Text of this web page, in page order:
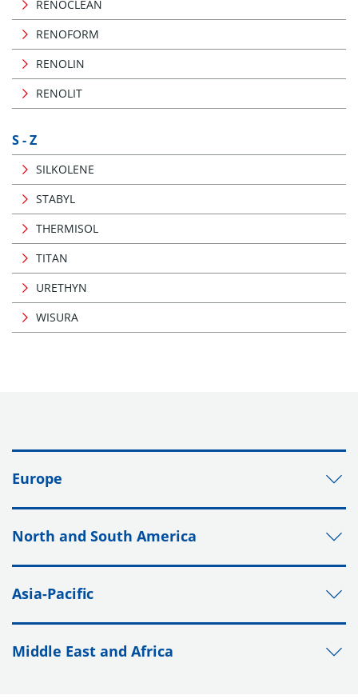
RENOCLEAN
RENOFORM
RENOLIN
RENOLIT
S - Z
SILKOLENE
STABYL
THERMISOL
TITAN
URETHYN
WISURA
Europe
North and South America
Asia-Pacific
Middle East and Africa